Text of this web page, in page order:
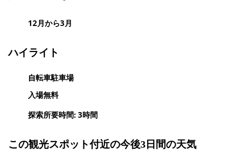
12月から3月
ハイライト
自転車駐車場
入場無料
探索所要時間: 3時間
この観光スポット付近の今後3日間の天気